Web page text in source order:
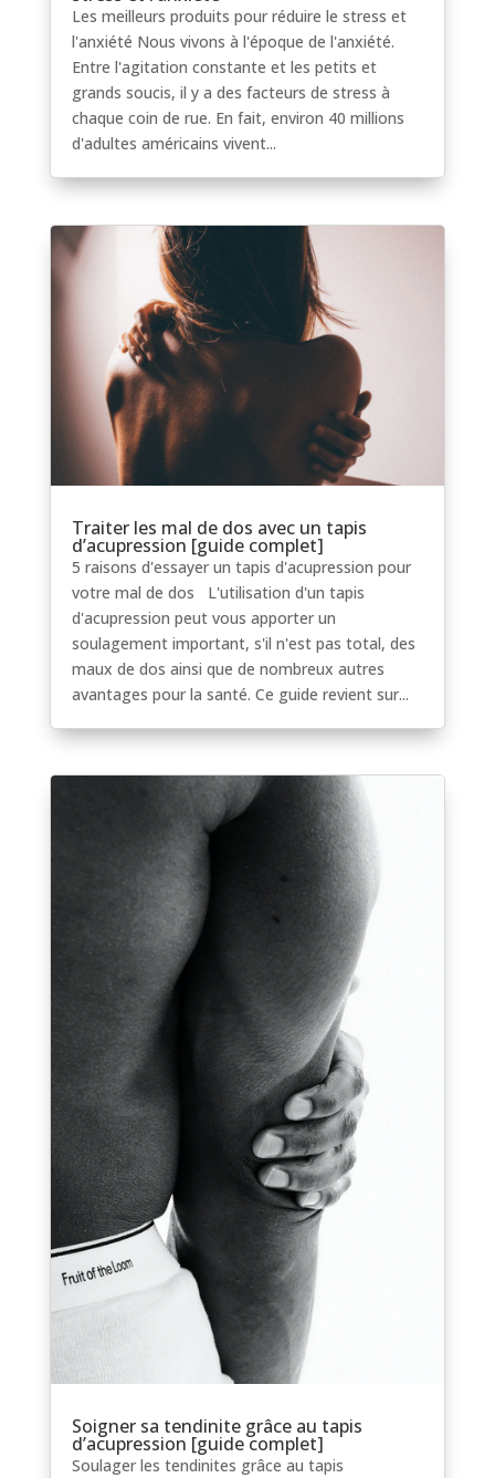
Les meilleurs produits pour réduire le stress et
l'anxiété Nous vivons à l'époque de l'anxiété.
Entre l'agitation constante et les petits et
grands soucis, il y a des facteurs de stress à
chaque coin de rue. En fait, environ 40 millions
d'adultes américains vivent...
Traiter les mal de dos avec un tapis
d’acupression [guide complet]
5 raisons d'essayer un tapis d'acupression pour
votre mal de dos L'utilisation d'un tapis
d'acupression peut vous apporter un
soulagement important, s'il n'est pas total, des
maux de dos ainsi que de nombreux autres
avantages pour la santé. Ce guide revient sur...
Soigner sa tendinite grâce au tapis
d’acupression [guide complet]
Soulager les tendinites grâce au tapis